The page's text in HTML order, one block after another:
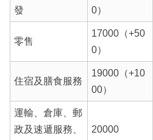
發
0）
零售
17000（+50
0）
住宿及膳食服務
19000（+10
00）
運輸、倉庫、郵
政及速遞服務、
20000